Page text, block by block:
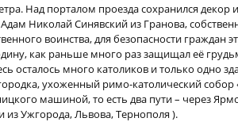
Над порталом проезда сохранился декор
Адам Николай Синявский из Гранова,
воинства, для безопасности
как раньше много раз защищал её
осталось много католиков и только одно
ухоженный римо-католический собор
машиной, то есть два пути – через
из Ужгорода, Львова, Тернополя ).